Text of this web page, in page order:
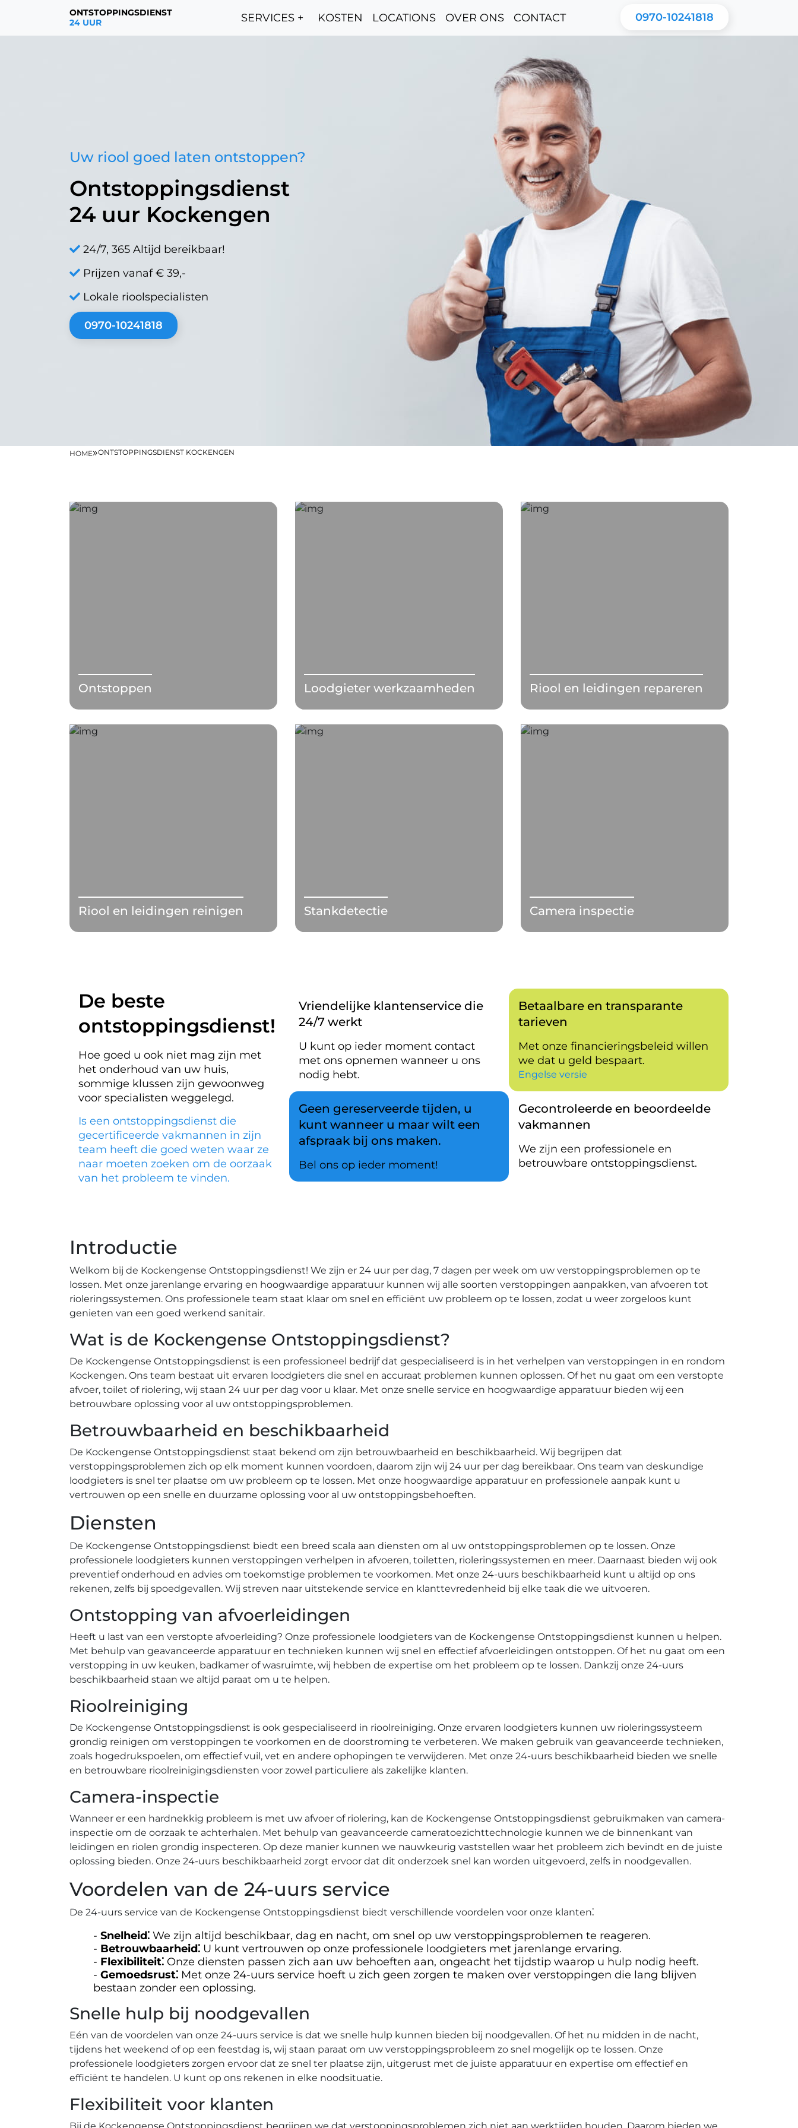
ONTSTOPPINGSDIENST
24 UUR
SERVICES + KOSTEN LOCATIONS OVER ONS CONTACT 0970-10241818
Uw riool goed laten ontstoppen?
Ontstoppingsdienst
24 uur Kockengen
24/7, 365 Altijd bereikbaar!
Prijzen vanaf € 39,-
Lokale rioolspecialisten
0970-10241818
HOME»ONTSTOPPINGSDIENST KOCKENGEN
Ontstoppen Loodgieter werkzaamheden Riool en leidingen repareren
Riool en leidingen reinigen Stankdetectie Camera inspectie
De beste
ontstoppingsdienst!
Hoe goed u ook niet mag zijn met
het onderhoud van uw huis,
sommige klussen zijn gewoonweg
voor specialisten weggelegd.
Is een ontstoppingsdienst die
gecertificeerde vakmannen in zijn
team heeft die goed weten waar ze
naar moeten zoeken om de oorzaak
van het probleem te vinden.
Vriendelijke klantenservice die
24/7 werkt
U kunt op ieder moment contact
met ons opnemen wanneer u ons
nodig hebt.
Betaalbare en transparante
tarieven
Met onze financieringsbeleid willen
we dat u geld bespaart.
Engelse versie
Geen gereserveerde tijden, u
kunt wanneer u maar wilt een
afspraak bij ons maken.
Bel ons op ieder moment!
Gecontroleerde en beoordeelde
vakmannen
We zijn een professionele en
betrouwbare ontstoppingsdienst.
Introductie
Welkom bij de Kockengense Ontstoppingsdienst! We zijn er 24 uur per dag, 7 dagen per week om uw verstoppingsproblemen op te
lossen.​ Met onze jarenlange ervaring en hoogwaardige apparatuur kunnen wij alle soorten verstoppingen aanpakken, van afvoeren tot
rioleringssystemen.​ Ons professionele team staat klaar om snel en efficiënt uw probleem op te lossen, zodat u weer zorgeloos kunt
genieten van een goed werkend sanitair.​
Wat is de Kockengense Ontstoppingsdienst?​
De Kockengense Ontstoppingsdienst is een professioneel bedrijf dat gespecialiseerd is in het verhelpen van verstoppingen in en rondom
Kockengen.​ Ons team bestaat uit ervaren loodgieters die snel en accuraat problemen kunnen oplossen.​ Of het nu gaat om een verstopte
afvoer, toilet of riolering, wij staan 24 uur per dag voor u klaar.​ Met onze snelle service en hoogwaardige apparatuur bieden wij een
betrouwbare oplossing voor al uw ontstoppingsproblemen.​
Betrouwbaarheid en beschikbaarheid
De Kockengense Ontstoppingsdienst staat bekend om zijn betrouwbaarheid en beschikbaarheid.​ Wij begrijpen dat
verstoppingsproblemen zich op elk moment kunnen voordoen, daarom zijn wij 24 uur per dag bereikbaar.​ Ons team van deskundige
loodgieters is snel ter plaatse om uw probleem op te lossen.​ Met onze hoogwaardige apparatuur en professionele aanpak kunt u
vertrouwen op een snelle en duurzame oplossing voor al uw ontstoppingsbehoeften.​
Diensten
De Kockengense Ontstoppingsdienst biedt een breed scala aan diensten om al uw ontstoppingsproblemen op te lossen.​ Onze
professionele loodgieters kunnen verstoppingen verhelpen in afvoeren, toiletten, rioleringssystemen en meer.​ Daarnaast bieden wij ook
preventief onderhoud en advies om toekomstige problemen te voorkomen. Met onze 24-uurs beschikbaarheid kunt u altijd op ons
rekenen, zelfs bij spoedgevallen.​ Wij streven naar uitstekende service en klanttevredenheid bij elke taak die we uitvoeren.
Ontstopping van afvoerleidingen
Heeft u last van een verstopte afvoerleiding?​ Onze professionele loodgieters van de Kockengense Ontstoppingsdienst kunnen u helpen.​
Met behulp van geavanceerde apparatuur en technieken kunnen wij snel en effectief afvoerleidingen ontstoppen.​ Of het nu gaat om een
verstopping in uw keuken, badkamer of wasruimte, wij hebben de expertise om het probleem op te lossen.​ Dankzij onze 24-uurs
beschikbaarheid staan we altijd paraat om u te helpen.
Rioolreiniging
De Kockengense Ontstoppingsdienst is ook gespecialiseerd in rioolreiniging.​ Onze ervaren loodgieters kunnen uw rioleringssysteem
grondig reinigen om verstoppingen te voorkomen en de doorstroming te verbeteren.​ We maken gebruik van geavanceerde technieken,
zoals hogedrukspoelen, om effectief vuil, vet en andere ophopingen te verwijderen. Met onze 24-uurs beschikbaarheid bieden we snelle
en betrouwbare rioolreinigingsdiensten voor zowel particuliere als zakelijke klanten.​
Camera-inspectie
Wanneer er een hardnekkig probleem is met uw afvoer of riolering, kan de Kockengense Ontstoppingsdienst gebruikmaken van camera-
inspectie om de oorzaak te achterhalen.​ Met behulp van geavanceerde cameratoezichttechnologie kunnen we de binnenkant van
leidingen en riolen grondig inspecteren.​ Op deze manier kunnen we nauwkeurig vaststellen waar het probleem zich bevindt en de juiste
oplossing bieden. Onze 24-uurs beschikbaarheid zorgt ervoor dat dit onderzoek snel kan worden uitgevoerd, zelfs in noodgevallen.​
Voordelen van de 24-uurs service
De 24-uurs service van de Kockengense Ontstoppingsdienst biedt verschillende voordelen voor onze klanten⁚
Snelheid⁚ We zijn altijd beschikbaar, dag en nacht, om snel op uw verstoppingsproblemen te reageren.​
Betrouwbaarheid⁚ U kunt vertrouwen op onze professionele loodgieters met jarenlange ervaring.
Flexibiliteit⁚ Onze diensten passen zich aan uw behoeften aan, ongeacht het tijdstip waarop u hulp nodig heeft.​
Gemoedsrust⁚ Met onze 24-uurs service hoeft u zich geen zorgen te maken over verstoppingen die lang blijven
bestaan zonder een oplossing.
Snelle hulp bij noodgevallen
Eén van de voordelen van onze 24-uurs service is dat we snelle hulp kunnen bieden bij noodgevallen.​ Of het nu midden in de nacht,
tijdens het weekend of op een feestdag is, wij staan paraat om uw verstoppingsprobleem zo snel mogelijk op te lossen.​ Onze
professionele loodgieters zorgen ervoor dat ze snel ter plaatse zijn, uitgerust met de juiste apparatuur en expertise om effectief en
efficiënt te handelen. U kunt op ons rekenen in elke noodsituatie.​
Flexibiliteit voor klanten